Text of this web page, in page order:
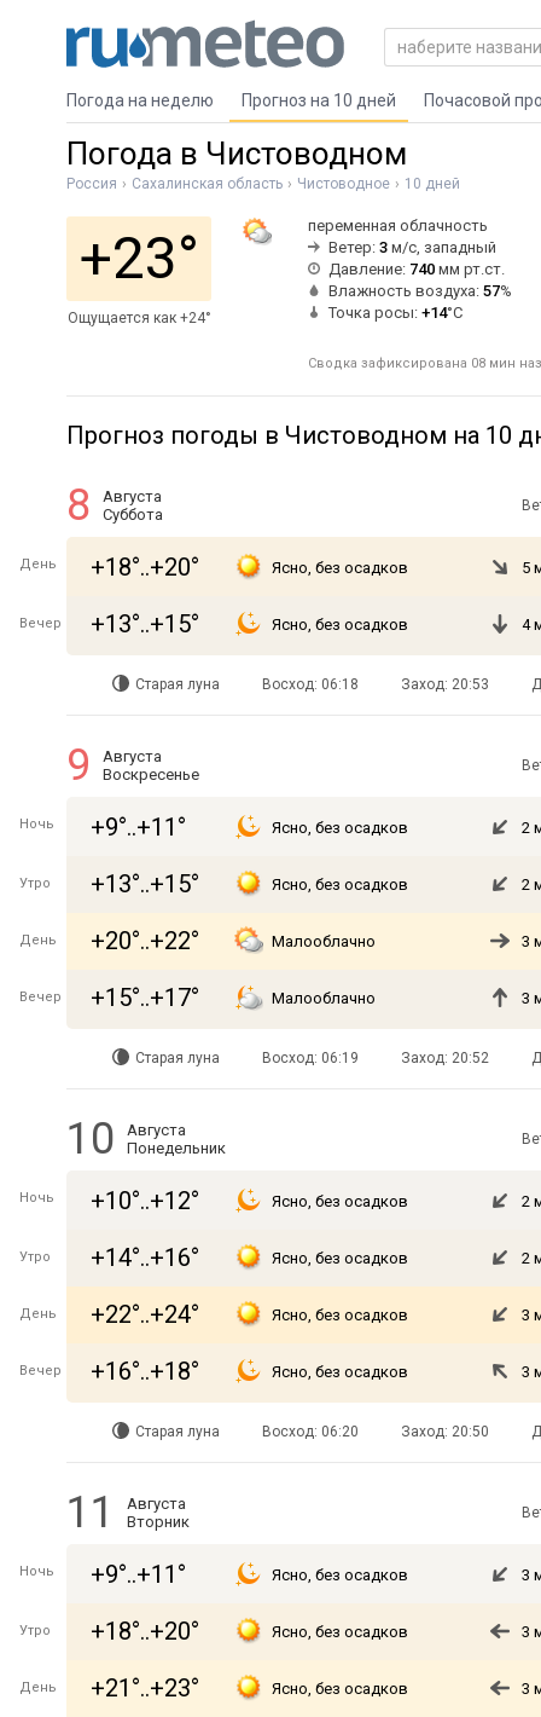
Погода на неделю Прогноз на 10 дней Почасовой
Погода в Чистоводном
Россия Сахалинская область Чистоводное 10 дней
+23°
Ощущается как +24°
переменная облачность
Ветер: 3 м/с, западный
Давление: 740 мм рт.ст.
Влажность воздуха: 57%
Точка росы: +14°C
Сводка зафиксирована 08 мин
Прогноз погоды в Чистоводном на 10
8
Августа
Суббота
День +18°..+20° Ясно, без осадков 5
Вечер +13°..+15° Ясно, без осадков 4
Старая луна Восход: 06:18 Заход: 20:53
9
Августа
Воскресенье
Ночь +9°..+11° Ясно, без осадков 2
Утро +13°..+15° Ясно, без осадков 2
День +20°..+22° Малооблачно 3
Вечер +15°..+17° Малооблачно 3
Старая луна Восход: 06:19 Заход: 20:52
10
Августа
Понедельник
Ночь +10°..+12° Ясно, без осадков 2
Утро +14°..+16° Ясно, без осадков 2
День +22°..+24° Ясно, без осадков 3
Вечер +16°..+18° Ясно, без осадков 3
Старая луна Восход: 06:20 Заход: 20:50
11
Августа
Вторник
Ночь +9°..+11° Ясно, без осадков 3
Утро +18°..+20° Ясно, без осадков 3
День +21°..+23° Ясно, без осадков 3